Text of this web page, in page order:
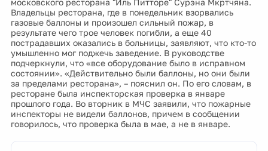
московского ресторана "Иль Питторе" Сурэна Мкртчяна.
Владельцы ресторана, где в понедельник взорвались
газовые баллоны и произошел сильный пожар, в
результате чего трое человек погибли, а еще 40
пострадавших оказались в больницы, заявляют, что кто-то
умышленно мог поджечь заведение. В руководстве
подчеркнули, что «все оборудование было в исправном
состоянии». «Действительно были баллоны, но они были
за пределами ресторана», – пояснил он. По его словам, в
ресторане была инспекторская проверка в январе
прошлого года. Во вторник в МЧС заявили, что пожарные
инспекторы не видели баллонов, причем в сообщении
говорилось, что проверка была в мае, а не в январе.